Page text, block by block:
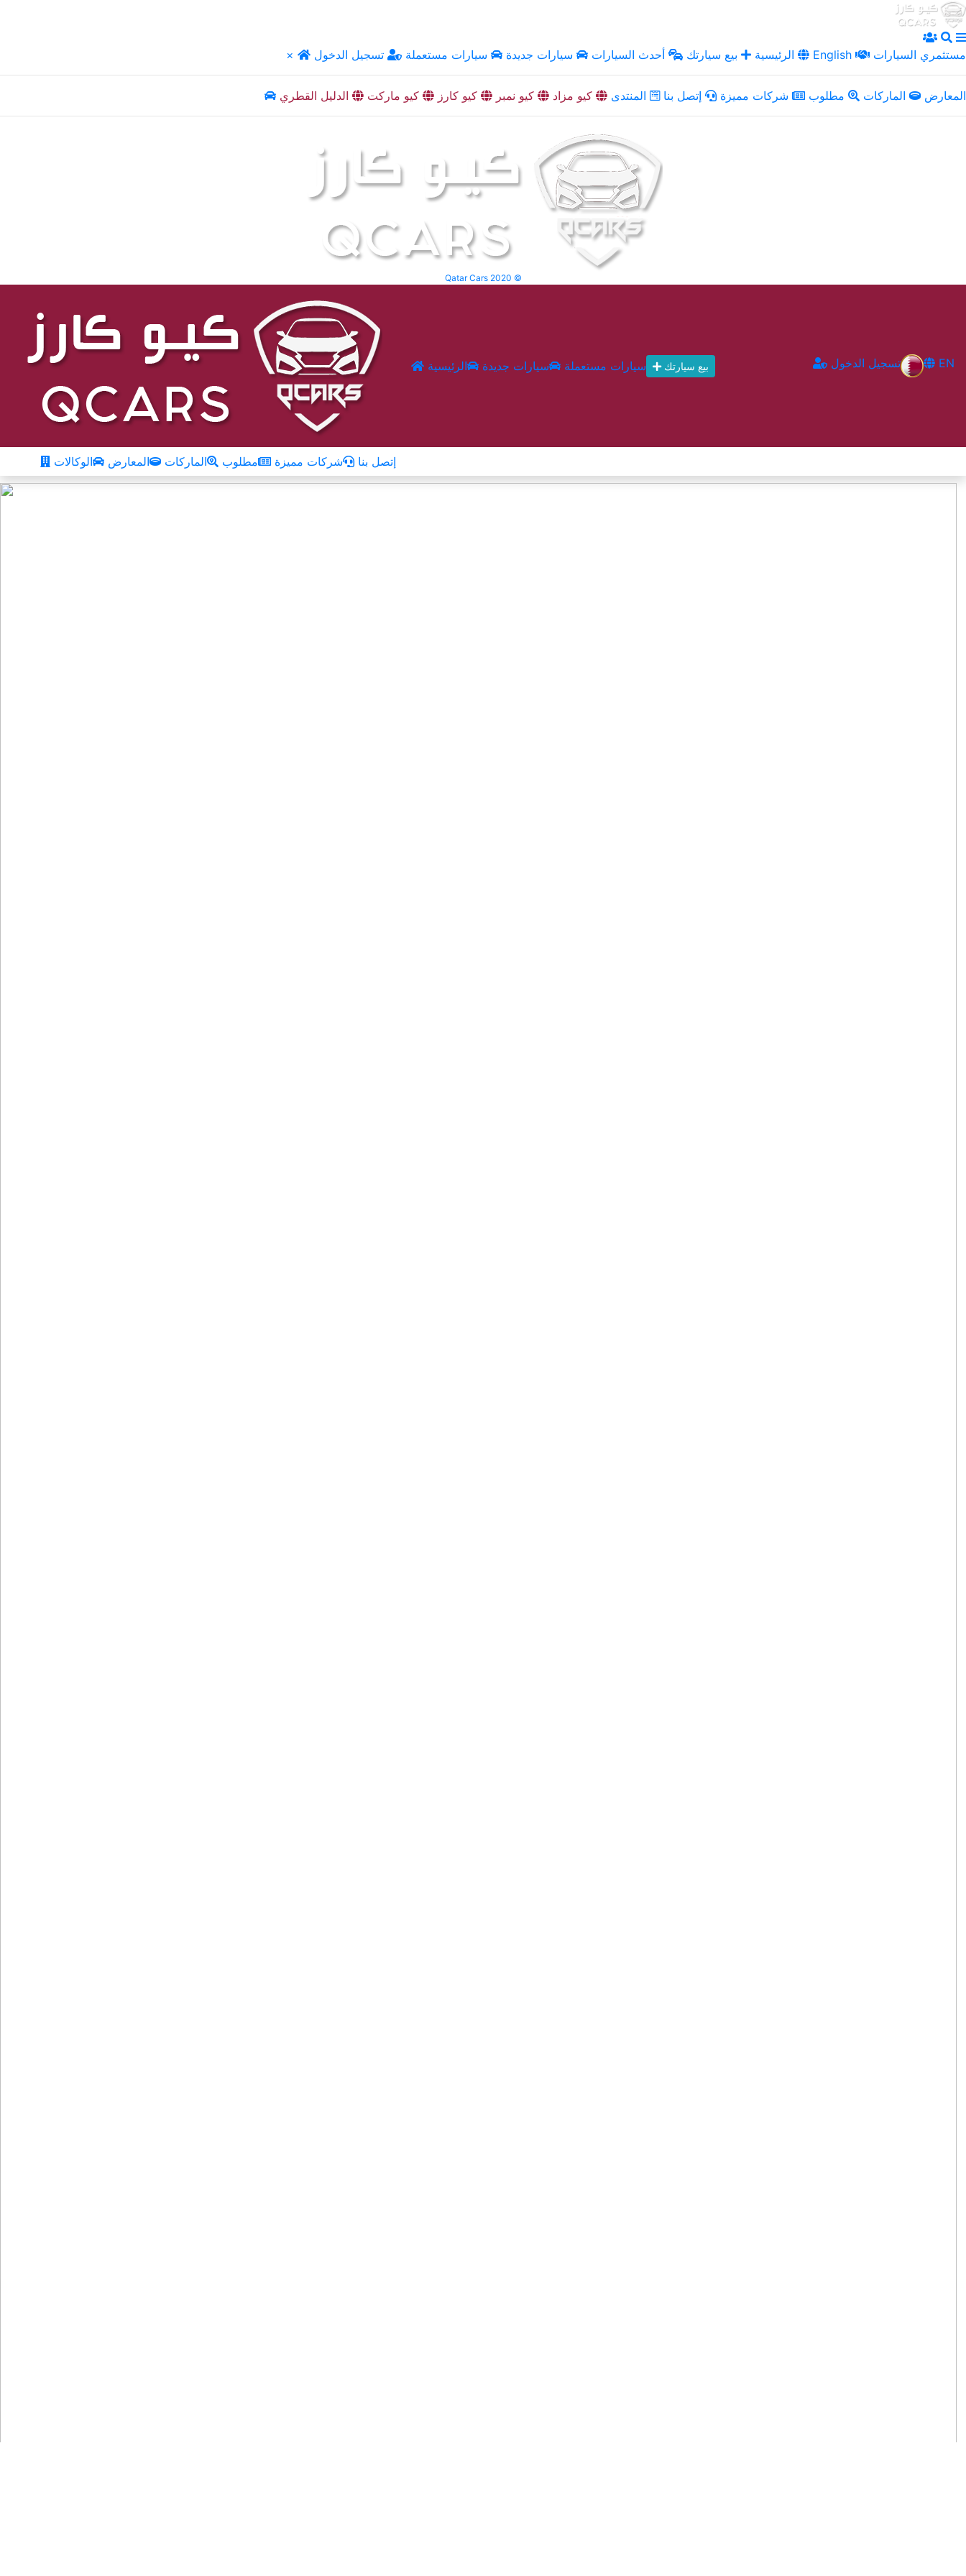
× الرئيسية بيع سيارتك أحدث السيارات سيارات جديدة سيارات مستعملة تسجيل الدخول English مستثمري السيارات
المعارض الماركات مطلوب شركات مميزة إتصل بنا المنتدى كيو مزاد كيو نمبر كيو كارز كيو ماركت الدليل القطري
Qatar Cars 2020 ©
الرئيسية سيارات جديدة سيارات مستعملة بيع سيارتك تسجيل الدخول EN
الوكالات المعارض الماركات مطلوب شركات مميزة إتصل بنا